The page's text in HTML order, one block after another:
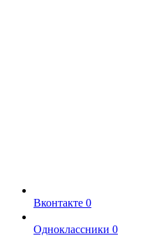
Вконтакте 0
Одноклассники 0